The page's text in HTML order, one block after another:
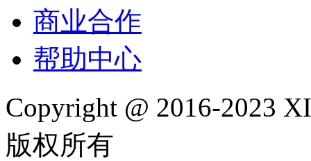
商业合作
帮助中心
Copyright @ 2016-2023
版权所有